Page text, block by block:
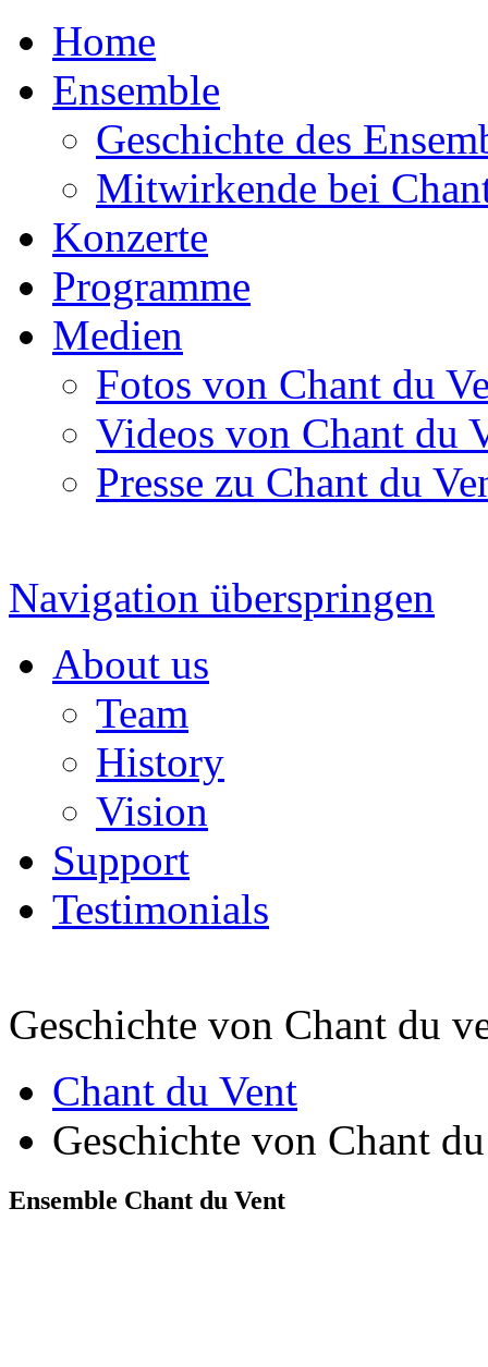
Home
Ensemble
Geschichte des
Mitwirkende bei
Konzerte
Programme
Medien
Fotos von Chant du
Videos von Chant du
Presse zu Chant du
Navigation überspringen
About us
Team
History
Vision
Support
Testimonials
Geschichte von Chant du
Chant du Vent
Geschichte von Chant
Ensemble Chant du Vent